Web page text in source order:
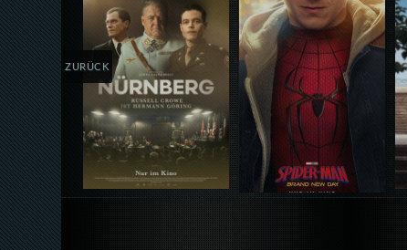
Details,Play Details,Play
ZURÜCK